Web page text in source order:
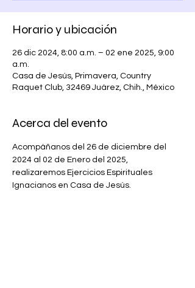
Horario y ubicación
26 dic 2024, 8:00 a.m. – 02 ene 2025, 9:00
a.m.
Casa de Jesús, Primavera, Country
Raquet Club, 32469 Juárez, Chih., México
Acerca del evento
Acompáñanos del 26 de diciembre del
2024 al 02 de Enero del 2025,
realizaremos Ejercicios Espirituales
Ignacianos en Casa de Jesús.